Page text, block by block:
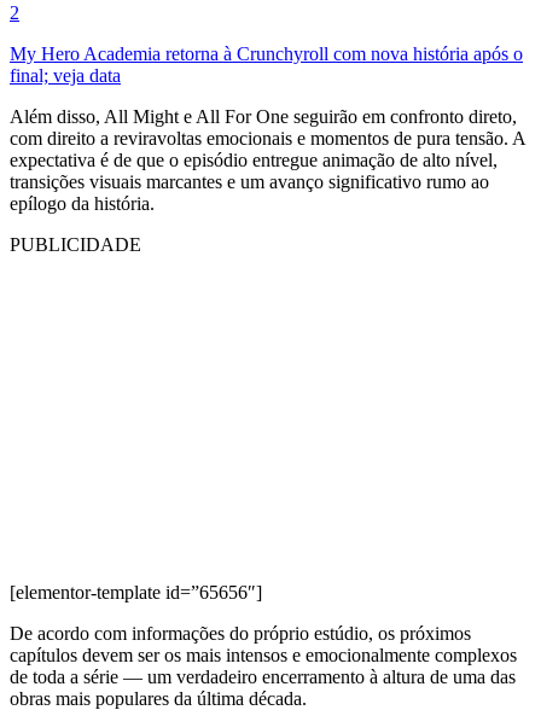
2
My Hero Academia retorna à Crunchyroll com nova história após o
final; veja data
Além disso, All Might e All For One seguirão em confronto direto,
com direito a reviravoltas emocionais e momentos de pura tensão. A
expectativa é de que o episódio entregue animação de alto nível,
transições visuais marcantes e um avanço significativo rumo ao
epílogo da história.
PUBLICIDADE
[elementor-template id=”65656″]
De acordo com informações do próprio estúdio, os próximos
capítulos devem ser os mais intensos e emocionalmente complexos
de toda a série — um verdadeiro encerramento à altura de uma das
obras mais populares da última década.